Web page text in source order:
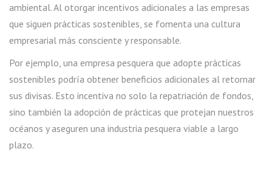
ambiental. Al otorgar incentivos adicionales a las empresas
que siguen prácticas sostenibles, se fomenta una cultura
empresarial más consciente y responsable.
Por ejemplo, una empresa pesquera que adopte prácticas
sostenibles podría obtener beneficios adicionales al retornar
sus divisas. Esto incentiva no solo la repatriación de fondos,
sino también la adopción de prácticas que protejan nuestros
océanos y aseguren una industria pesquera viable a largo
plazo.